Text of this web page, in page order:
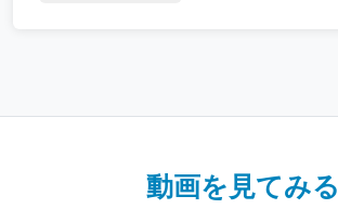
動画を見てみる